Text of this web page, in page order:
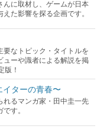
んに取材し、ゲームが日本
た影響を探る企画です。
要なトピック・タイトルを
ューや識者による解説を掲
版！
ターの青春〜
れるマンガ家・田中圭一先
す。